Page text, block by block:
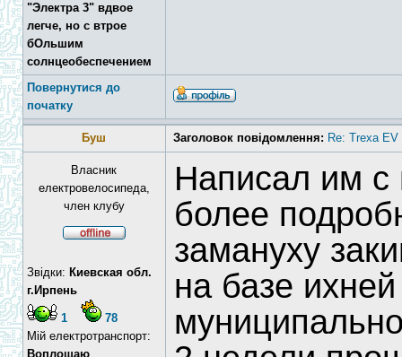
"Электра 3" вдвое
легче, но с втрое
бОльшим
солнцеобеспечением
Повернутися до
початку
Буш Заголовок повідомлення: Re: Trexa EV
Власник
електровелосипеда,
член клубу
Звідки: Киевская обл.
г.Ирпень
1
78
Мій електротранспорт:
Воплощаю
Написал им с
более
замануху
на базе